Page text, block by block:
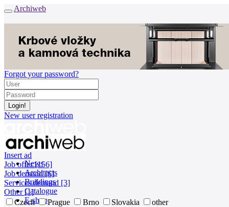
Archiweb
Forgot your password?
New user registration
News
Architects
Buildings
Catalogue
E-shop
Insert ad
Job offer [156]
Job demand [6]
Services demand [3]
Other [1]
Czech
Prague Brno Slovakia other